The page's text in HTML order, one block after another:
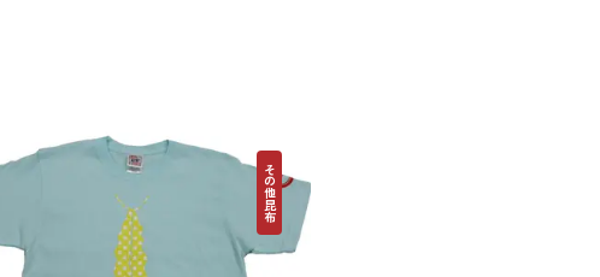
その他昆布